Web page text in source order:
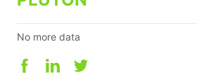
No more data